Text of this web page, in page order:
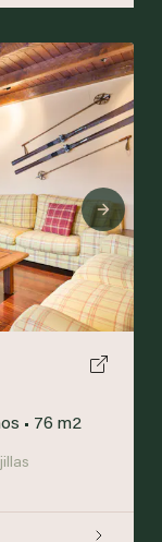
Next
• 76 m2